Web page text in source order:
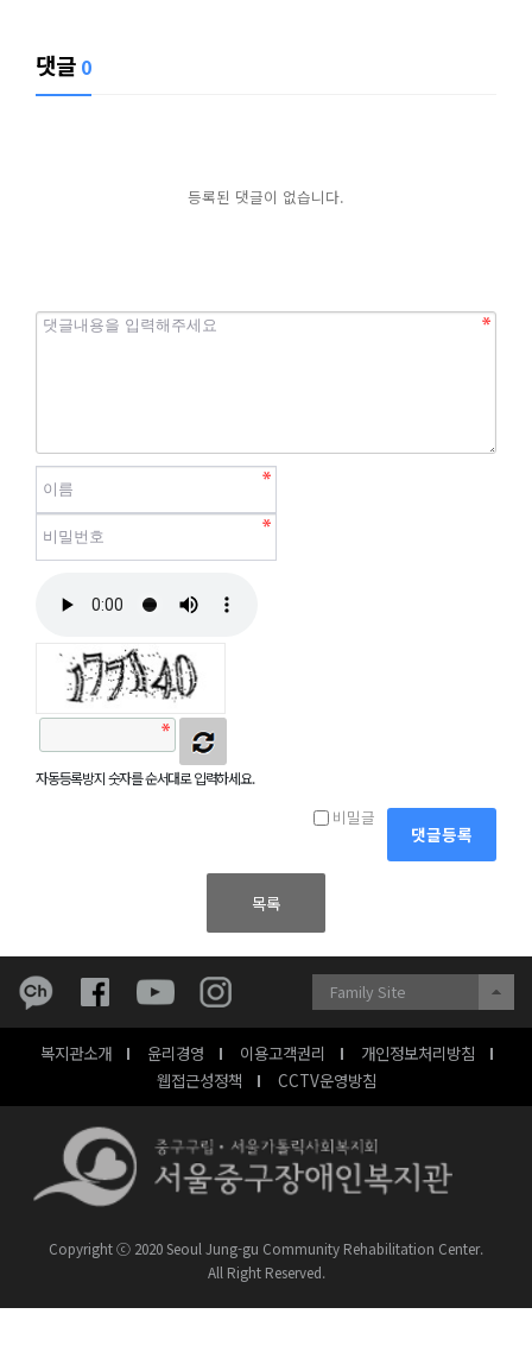
댓글 0
등록된 댓글이 없습니다.
필
수
필
수
자동등록방지 숫자를 순서대로 입력하세요.
비밀글
댓글등록
목록
복지관소개 윤리경영 이용고객권리
개인정보처리방침
웹접근성정책
CCTV운영방침
Family Site
Copyright ⓒ 2020 Seoul Jung-gu Community Rehabilitation Center.
All Right Reserved.